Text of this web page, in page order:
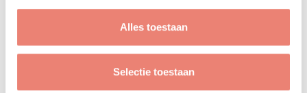
Alles toestaan
Selectie toestaan